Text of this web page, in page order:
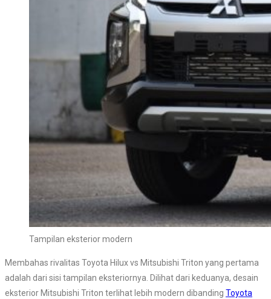
Tampilan eksterior modern
Membahas rivalitas Toyota Hilux vs Mitsubishi Triton yang pertama
adalah dari sisi tampilan eksteriornya. Dilihat dari keduanya, desain
eksterior Mitsubishi Triton terlihat lebih modern dibanding Toyota